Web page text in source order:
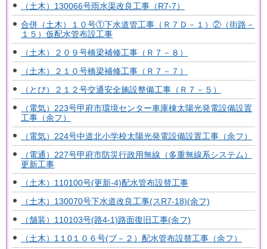
（土木）130066号雨水渠改良工事（R7-7）
合併（土木）１０号①下水道管工事（Ｒ７Ｄ－１）②（街路－
１５）仮配水管布設工事
（土木）２０９号橋梁補修工事（Ｒ７－８）
（土木）２１０号橋梁補修工事（Ｒ７－７）
（とび）２１２号交通安全施設整備工事（Ｒ７－５）
（電気）223号甲府市環境センター車庫棟太陽光発電設備設置
工事（余フ）
（電気）224号中道北小学校太陽光発電設備設置工事（余フ）
（電通）227号甲府市防災行政用無線（多重無線系システム）
更新工事
（土木）110100号(更新-4)配水管布設替工事
（土木）130070号下水道改良工事(スR7-18)(余フ)
（舗装）110103号(路4-1)路面復旧工事(余フ)
（土木）1１0１０６号(ブ－２）配水管布設替工事（余フ）